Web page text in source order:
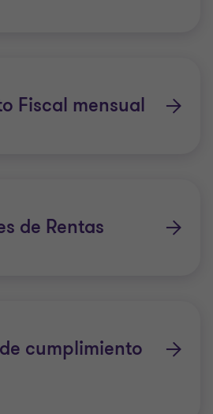
Fiscal mensual
de Rentas
cumplimiento